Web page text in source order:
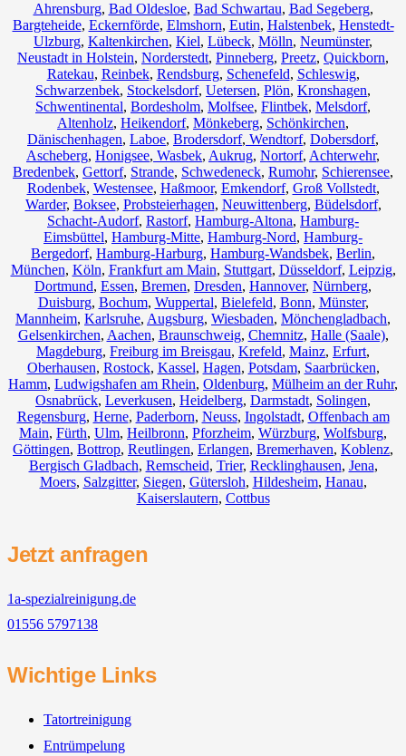
Ahrensburg, Bad Oldesloe, Bad Schwartau, Bad Segeberg,
Bargteheide, Eckernförde, Elmshorn, Eutin, Halstenbek, Henstedt-
Ulzburg, Kaltenkirchen, Kiel, Lübeck, Mölln, Neumünster,
Neustadt in Holstein, Norderstedt, Pinneberg, Preetz, Quickborn,
Ratekau, Reinbek, Rendsburg, Schenefeld, Schleswig,
Schwarzenbek, Stockelsdorf, Uetersen, Plön, Kronshagen,
Schwentinental, Bordesholm, Molfsee, Flintbek, Melsdorf,
Altenholz, Heikendorf, Mönkeberg, Schönkirchen,
Dänischenhagen, Laboe, Brodersdorf, Wendtorf, Dobersdorf,
Ascheberg, Honigsee, Wasbek, Aukrug, Nortorf, Achterwehr,
Bredenbek, Gettorf, Strande, Schwedeneck, Rumohr, Schierensee,
Rodenbek, Westensee, Haßmoor, Emkendorf, Groß Vollstedt,
Warder, Boksee, Probsteierhagen, Neuwittenberg, Büdelsdorf,
Schacht-Audorf, Rastorf, Hamburg-Altona, Hamburg-
Eimsbüttel, Hamburg-Mitte, Hamburg-Nord, Hamburg-
Bergedorf, Hamburg-Harburg, Hamburg-Wandsbek, Berlin,
München, Köln, Frankfurt am Main, Stuttgart, Düsseldorf, Leipzig,
Dortmund, Essen, Bremen, Dresden, Hannover, Nürnberg,
Duisburg, Bochum, Wuppertal, Bielefeld, Bonn, Münster,
Mannheim, Karlsruhe, Augsburg, Wiesbaden, Mönchengladbach,
Gelsenkirchen, Aachen, Braunschweig, Chemnitz⁠, Halle (Saale),
Magdeburg, Freiburg im Breisgau, Krefeld, Mainz, Erfurt,
Oberhausen, Rostock, Kassel, Hagen, Potsdam, Saarbrücken,
Hamm, Ludwigshafen am Rhein, Oldenburg, Mülheim an der Ruhr,
Osnabrück, Leverkusen, Heidelberg, Darmstadt, Solingen,
Regensburg, Herne, Paderborn, Neuss, Ingolstadt, Offenbach am
Main, Fürth, Ulm, Heilbronn, Pforzheim, Würzburg, Wolfsburg,
Göttingen, Bottrop, Reutlingen, Erlangen, Bremerhaven, Koblenz,
Bergisch Gladbach, Remscheid, Trier, Recklinghausen, Jena,
Moers, Salzgitter, Siegen, Gütersloh, Hildesheim, Hanau,
Kaiserslautern, Cottbus
Jetzt anfragen
1a-spezialreinigung.de
01556 5797138
Wichtige Links
Tatortreinigung
Entrümpelung